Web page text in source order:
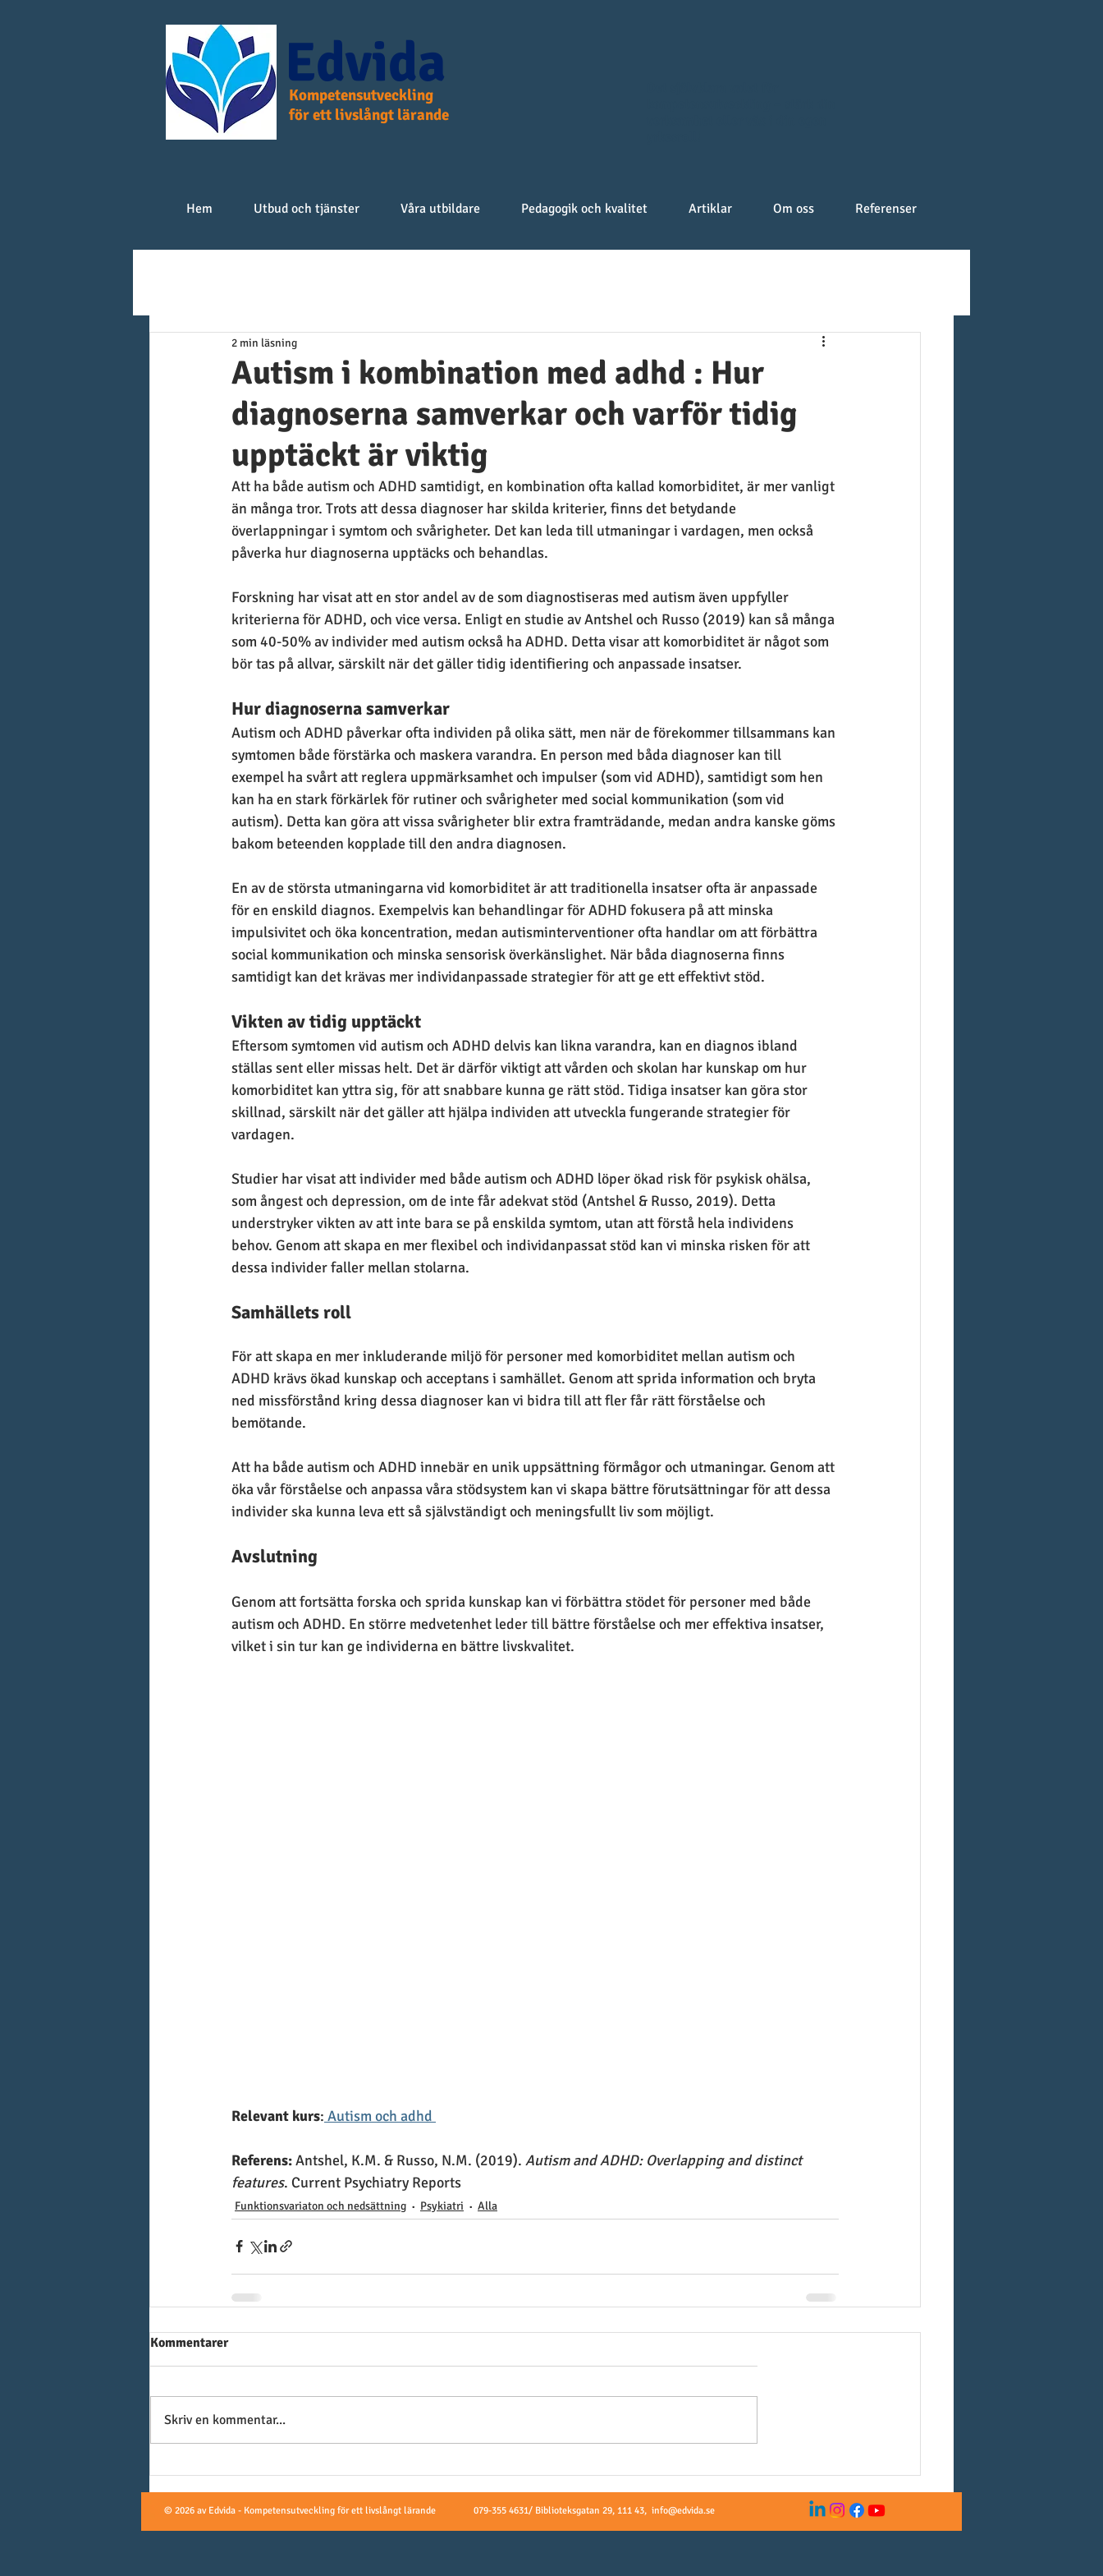
Edvida
Kompetensutveckling
för ett livslångt lärande
Hem Utbud och tjänster Våra utbildare Pedagogik och kvalitet Artiklar Om oss Referenser
Autism i kombination med adhd : Hur
diagnoserna samverkar och varför tidig
upptäckt är viktig
2 min läsning
Att ha både autism och ADHD samtidigt, en kombination ofta kallad komorbiditet, är mer vanligt
än många tror. Trots att dessa diagnoser har skilda kriterier, finns det betydande
överlappningar i symtom och svårigheter. Det kan leda till utmaningar i vardagen, men också
påverka hur diagnoserna upptäcks och behandlas.
Forskning har visat att en stor andel av de som diagnostiseras med autism även uppfyller
kriterierna för ADHD, och vice versa. Enligt en studie av Antshel och Russo (2019) kan så många
som 40-50% av individer med autism också ha ADHD. Detta visar att komorbiditet är något som
bör tas på allvar, särskilt när det gäller tidig identifiering och anpassade insatser.
Hur diagnoserna samverkar
Autism och ADHD påverkar ofta individen på olika sätt, men när de förekommer tillsammans kan
symtomen både förstärka och maskera varandra. En person med båda diagnoser kan till
exempel ha svårt att reglera uppmärksamhet och impulser (som vid ADHD), samtidigt som hen
kan ha en stark förkärlek för rutiner och svårigheter med social kommunikation (som vid
autism). Detta kan göra att vissa svårigheter blir extra framträdande, medan andra kanske göms
bakom beteenden kopplade till den andra diagnosen.
En av de största utmaningarna vid komorbiditet är att traditionella insatser ofta är anpassade
för en enskild diagnos. Exempelvis kan behandlingar för ADHD fokusera på att minska
impulsivitet och öka koncentration, medan autisminterventioner ofta handlar om att förbättra
social kommunikation och minska sensorisk överkänslighet. När båda diagnoserna finns
samtidigt kan det krävas mer individanpassade strategier för att ge ett effektivt stöd.
Vikten av tidig upptäckt
Eftersom symtomen vid autism och ADHD delvis kan likna varandra, kan en diagnos ibland
ställas sent eller missas helt. Det är därför viktigt att vården och skolan har kunskap om hur
komorbiditet kan yttra sig, för att snabbare kunna ge rätt stöd. Tidiga insatser kan göra stor
skillnad, särskilt när det gäller att hjälpa individen att utveckla fungerande strategier för
vardagen.
Studier har visat att individer med både autism och ADHD löper ökad risk för psykisk ohälsa,
som ångest och depression, om de inte får adekvat stöd (Antshel & Russo, 2019). Detta
understryker vikten av att inte bara se på enskilda symtom, utan att förstå hela individens
behov. Genom att skapa en mer flexibel och individanpassat stöd kan vi minska risken för att
dessa individer faller mellan stolarna.
Samhällets roll
För att skapa en mer inkluderande miljö för personer med komorbiditet mellan autism och
ADHD krävs ökad kunskap och acceptans i samhället. Genom att sprida information och bryta
ned missförstånd kring dessa diagnoser kan vi bidra till att fler får rätt förståelse och
bemötande.
Att ha både autism och ADHD innebär en unik uppsättning förmågor och utmaningar. Genom att
öka vår förståelse och anpassa våra stödsystem kan vi skapa bättre förutsättningar för att dessa
individer ska kunna leva ett så självständigt och meningsfullt liv som möjligt.
Avslutning
Genom att fortsätta forska och sprida kunskap kan vi förbättra stödet för personer med både
autism och ADHD. En större medvetenhet leder till bättre förståelse och mer effektiva insatser,
vilket i sin tur kan ge individerna en bättre livskvalitet.
Relevant kurs: Autism och adhd
Referens: Antshel, K.M. & Russo, N.M. (2019). Autism and ADHD: Overlapping and distinct
features. Current Psychiatry Reports
Funktionsvariaton och nedsättning Psykiatri Alla
Kommentarer
Skriv en kommentar...
© 2026 av Edvida - Kompetensutveckling för ett livslångt lärande 079-355 4631/ Biblioteksgatan 29, 111 43, info@edvida.se